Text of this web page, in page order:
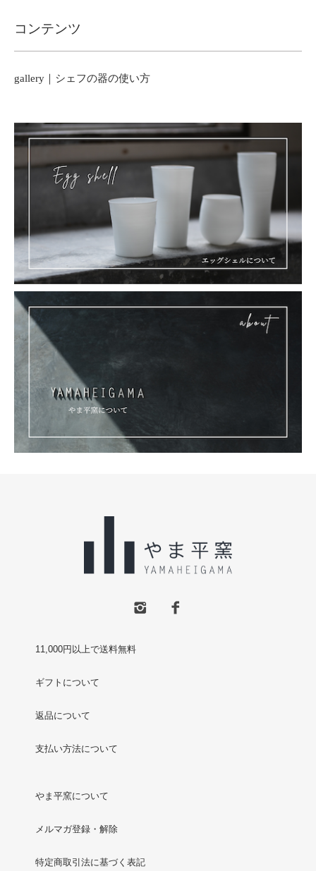
コンテンツ
gallery｜シェフの器の使い方
11,000円以上で送料無料
ギフトについて
返品について
支払い方法について
やま平窯について
メルマガ登録・解除
特定商取引法に基づく表記